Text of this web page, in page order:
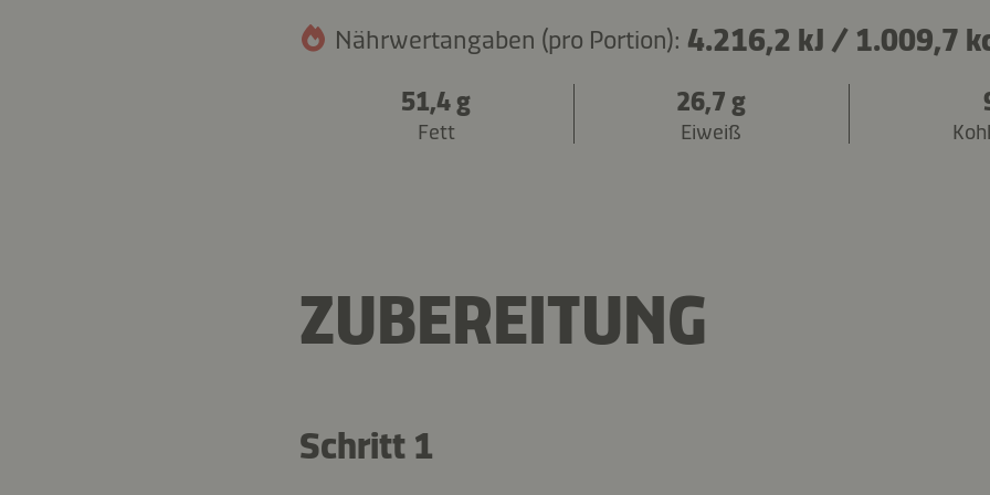
Nährwertangaben (pro Portion): 4.216,2 kJ / 1.009,7
51,4 g
Fett
26,7 g
Eiweiß
ZUBEREITUNG
Schritt 1